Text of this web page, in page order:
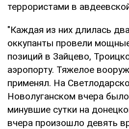
террористами в
"Каждая из них длилась
оккупанты провели
позиций в Зайцево,
аэропорту. Тяжелое
применял. На
Новолуганском вчера
минувшие сутки на
вчера произошло девять